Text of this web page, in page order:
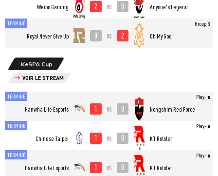
Weibo Gaming 2 vs 0 Anyone's Legend
TERMINÉ
Royal Never Give Up 0 vs 2 Oh My God
Group B
KeSPA Cup
VOIR LE STREAM
TERMINÉ
Hanwha Life Esports 1 vs 0 Nongshim Red Force
Play-In
TERMINÉ
Chinese Taipei 1 vs 0 KT Rolster
Play-In
TERMINÉ
Hanwha Life Esports 1 vs 0 KT Rolster
Play-In